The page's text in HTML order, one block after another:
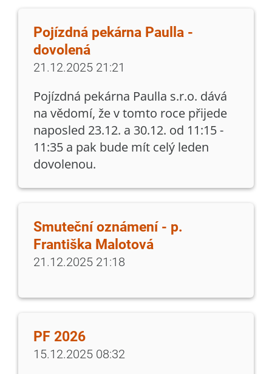
Pojízdná pekárna Paulla -
dovolená
21.12.2025 21:21
Pojízdná pekárna Paulla s.r.o. dává
na vědomí, že v tomto roce přijede
naposled 23.12. a 30.12. od 11:15 -
11:35 a pak bude mít celý leden
dovolenou.
Smuteční oznámení - p.
Františka Malotová
21.12.2025 21:18
PF 2026
15.12.2025 08:32